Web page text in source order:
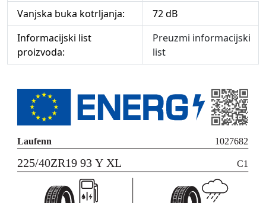
Vanjska buka kotrljanja:
72 dB
Informacijski list
proizvoda:
Preuzmi informacijski
list